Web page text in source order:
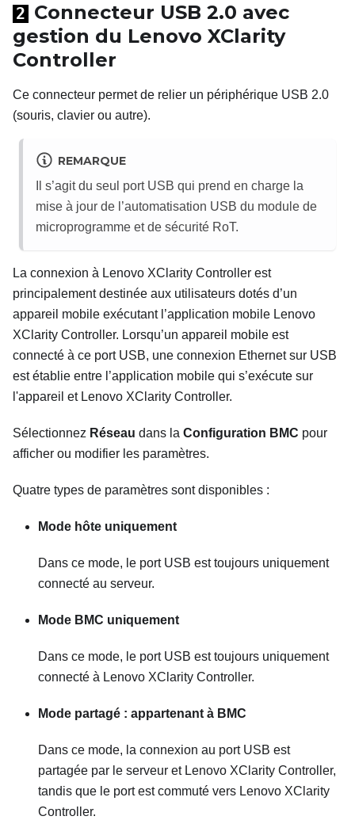
2 Connecteur USB 2.0 avec
gestion du Lenovo XClarity
Controller
Ce connecteur permet de relier un périphérique USB 2.0
(souris, clavier ou autre).
REMARQUE
Il s’agit du seul port USB qui prend en charge la
mise à jour de l’automatisation USB du module de
microprogramme et de sécurité RoT.
La connexion à Lenovo XClarity Controller est
principalement destinée aux utilisateurs dotés d’un
appareil mobile exécutant l’application mobile Lenovo
XClarity Controller. Lorsqu’un appareil mobile est
connecté à ce port USB, une connexion Ethernet sur USB
est établie entre l’application mobile qui s’exécute sur
l'appareil et Lenovo XClarity Controller.
Sélectionnez Réseau dans la Configuration BMC pour
afficher ou modifier les paramètres.
Quatre types de paramètres sont disponibles :
Mode hôte uniquement
Dans ce mode, le port USB est toujours uniquement
connecté au serveur.
Mode BMC uniquement
Dans ce mode, le port USB est toujours uniquement
connecté à Lenovo XClarity Controller.
Mode partagé : appartenant à BMC
Dans ce mode, la connexion au port USB est
partagée par le serveur et Lenovo XClarity Controller,
tandis que le port est commuté vers Lenovo XClarity
Controller.